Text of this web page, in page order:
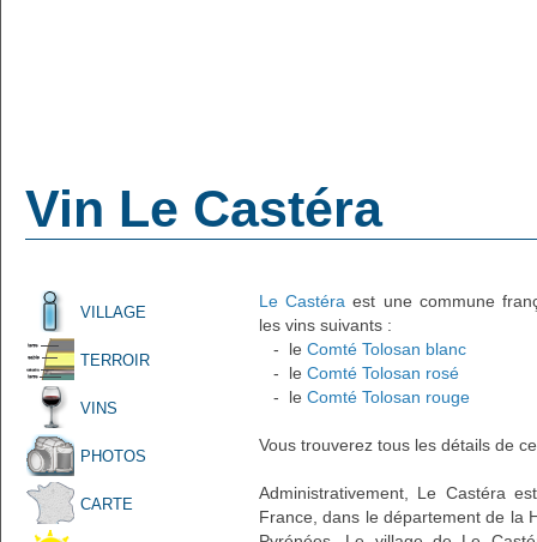
Vin Le Castéra
VILLAGE
TERROIR
VINS
PHOTOS
CARTE
Le Castéra est une commune
les vins suivants :
- le Comté Tolosan blanc
- le Comté Tolosan rosé
- le Comté Tolosan rouge
Vous trouverez tous les détails de
Administrativement, Le Castéra
France, dans le département de la